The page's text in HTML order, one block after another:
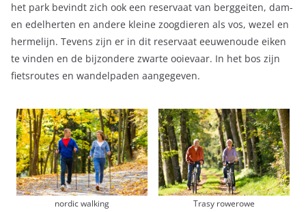
het park bevindt zich ook een reservaat van berggeiten, dam-
en edelherten en andere kleine zoogdieren als vos, wezel en
hermelijn. Tevens zijn er in dit reservaat eeuwenoude eiken
te vinden en de bijzondere zwarte ooievaar. In het bos zijn
fietsroutes en wandelpaden aangegeven.
nordic walking Trasy rowerowe